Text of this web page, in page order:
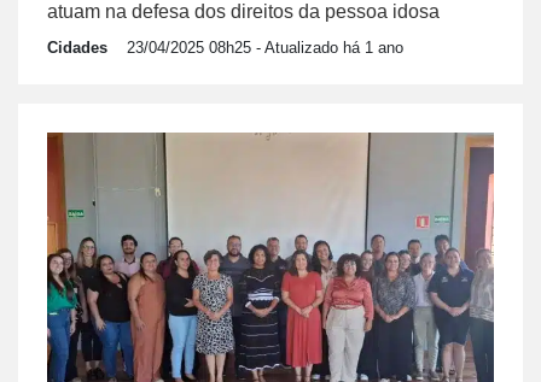
atuam na defesa dos direitos da pessoa idosa
Cidades 23/04/2025 08h25 - Atualizado há 1 ano